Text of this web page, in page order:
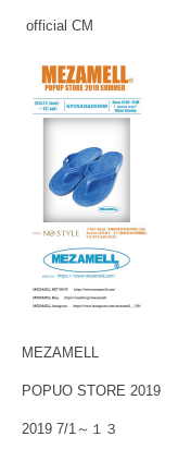
official CM
MEZAMELL
POPUO STORE 2019
2019 7/1～１３